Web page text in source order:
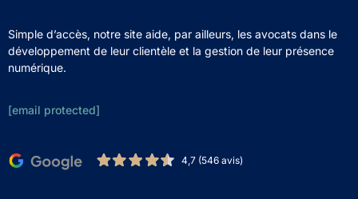
Simple d’accès, notre site aide, par ailleurs, les avocats dans le
développement de leur clientèle et la gestion de leur présence
numérique.
[email protected]
4,7 (546 avis)